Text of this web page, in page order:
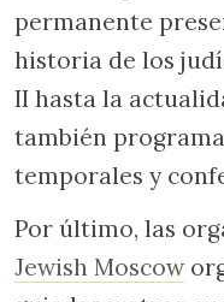
permanente
historia de los
II hasta la
también
temporales y
Por último, las
Jewish Moscow